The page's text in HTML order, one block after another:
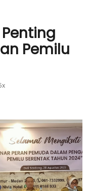
Pemilu